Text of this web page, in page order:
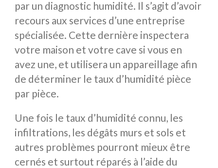
par un diagnostic humidité. Il s’agit d’avoir
recours aux services d’une entreprise
spécialisée. Cette dernière inspectera
votre maison et votre cave si vous en
avez une, et utilisera un appareillage afin
de déterminer le taux d’humidité pièce
par pièce.
Une fois le taux d’humidité connu, les
infiltrations, les dégâts murs et sols et
autres problèmes pourront mieux être
cernés et surtout réparés à l’aide du